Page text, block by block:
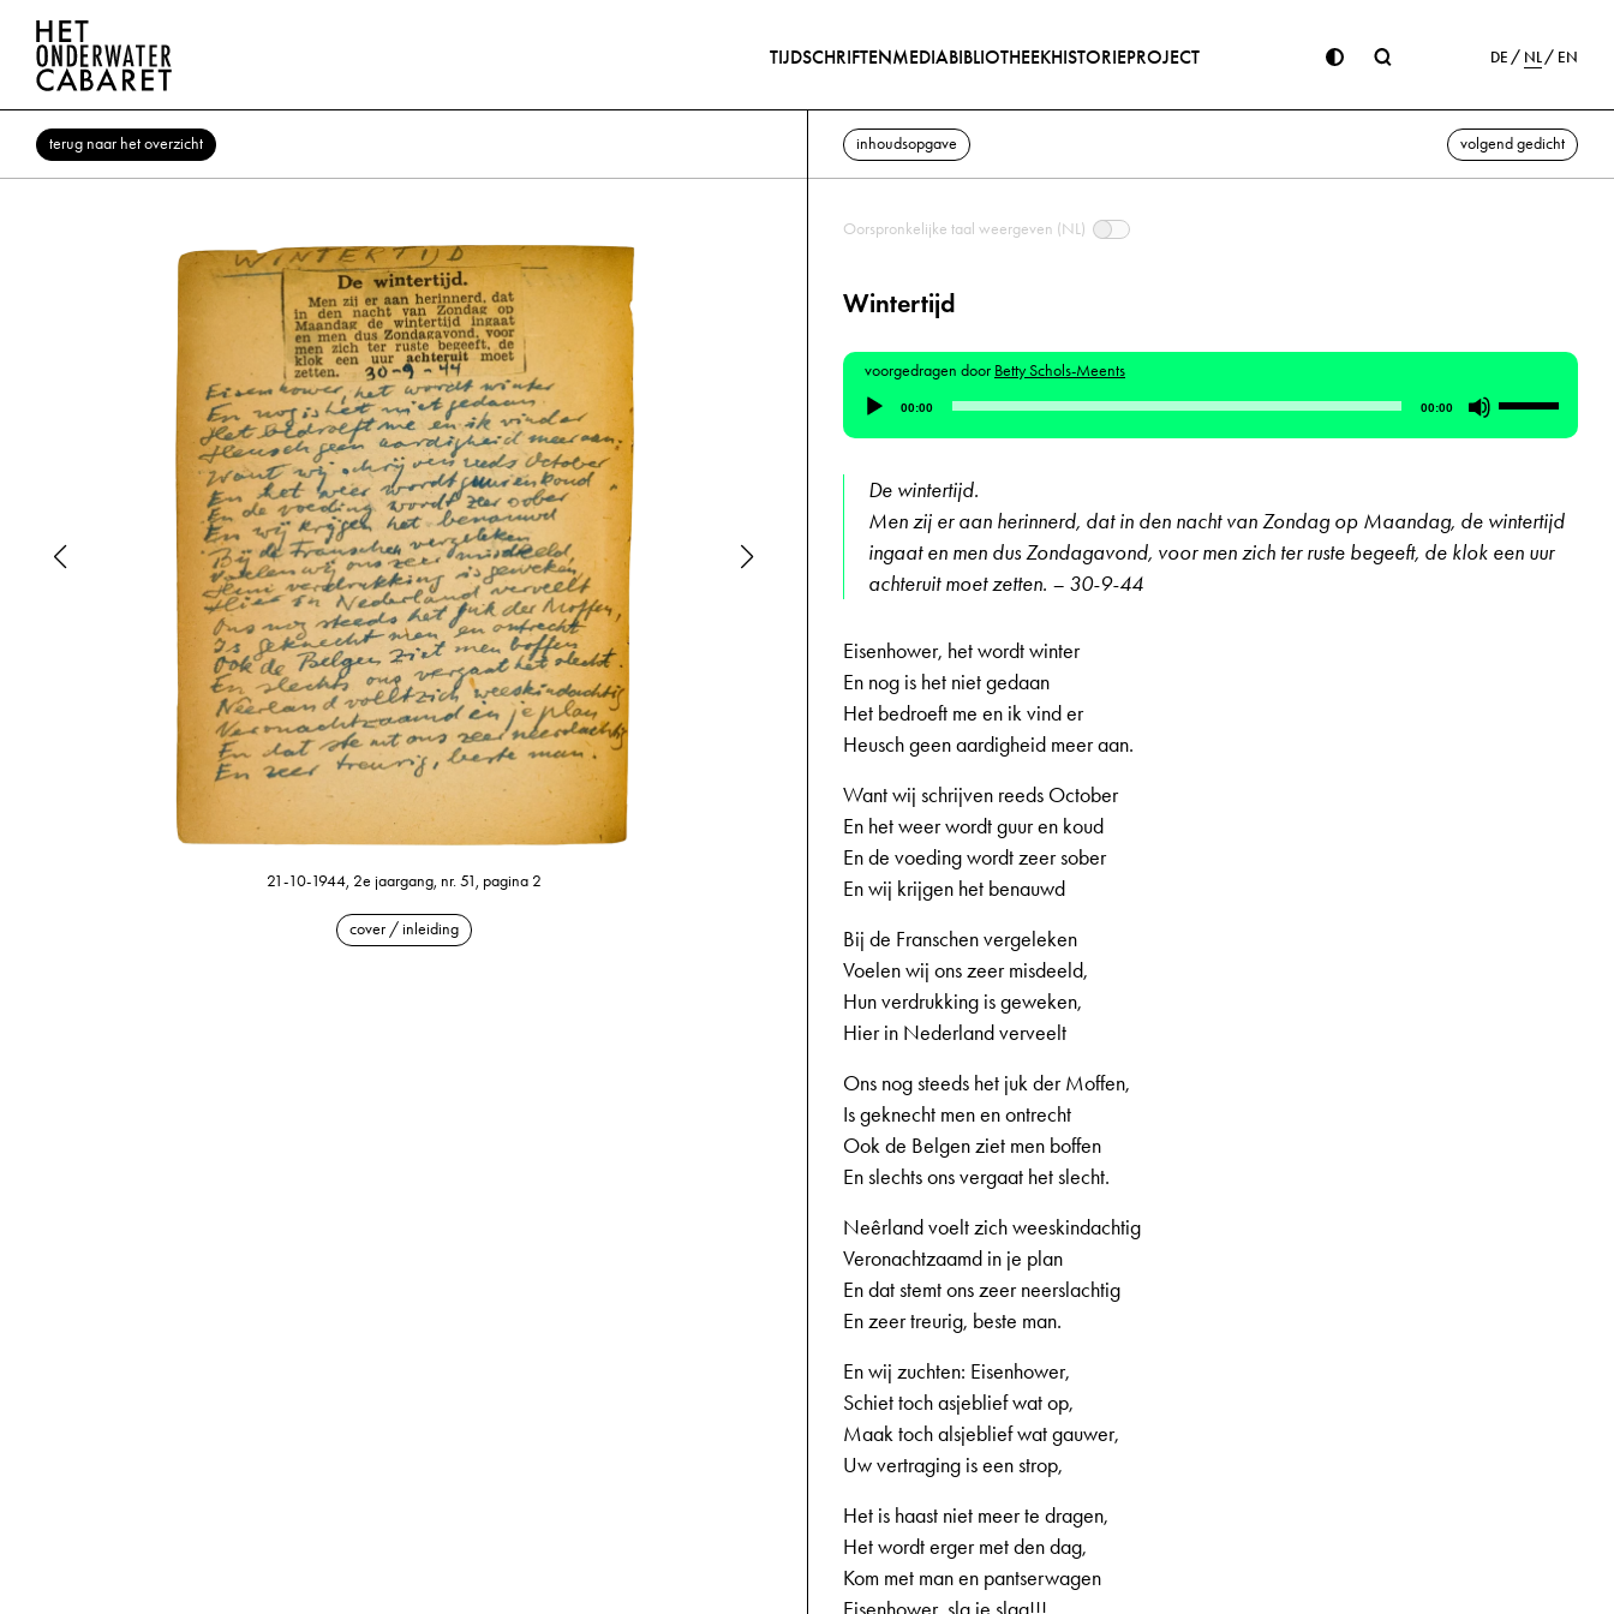
TIJDSCHRIFTENMEDIABIBLIOTHEEKHISTORIEPROJECT DE NL EN
terug naar het overzicht
21-10-1944, 2e jaargang, nr. 51, pagina 2 21-10-1944, 2e jaargang, nr. 51, pagina 3
cover / inleiding
inhoudsopgave volgend gedicht
Oorspronkelijke taal weergeven (NL)
Wintertijd
voorgedragen door Betty Schols-Meents
Audiospeler
00:00 00:00
Gebruik
Omhoog/
het
volume
De wintertijd.
Men zij er aan herinnerd, dat in den nacht van Zondag op Maandag, de wintertijd
ingaat en men dus Zondagavond, voor men zich ter ruste begeeft, de klok een uur
achteruit moet zetten. – 30-9-44
Eisenhower, het wordt winter
En nog is het niet gedaan
Het bedroeft me en ik vind er
Heusch geen aardigheid meer aan.
Want wij schrijven reeds October
En het weer wordt guur en koud
En de voeding wordt zeer sober
En wij krijgen het benauwd
Bij de Franschen vergeleken
Voelen wij ons zeer misdeeld,
Hun verdrukking is geweken,
Hier in Nederland verveelt
Ons nog steeds het juk der Moffen,
Is geknecht men en ontrecht
Ook de Belgen ziet men boffen
En slechts ons vergaat het slecht.
Neêrland voelt zich weeskindachtig
Veronachtzaamd in je plan
En dat stemt ons zeer neerslachtig
En zeer treurig, beste man.
En wij zuchten: Eisenhower,
Schiet toch asjeblief wat op,
Maak toch alsjeblief wat gauwer,
Uw vertraging is een strop,
Het is haast niet meer te dragen,
Het wordt erger met den dag,
Kom met man en pantserwagen